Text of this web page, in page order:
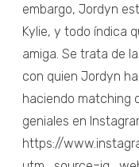
embargo, Jordyn
Kylie, y todo índica
amiga. Se trata de
con quien Jordyn
haciendo matching
geniales en
https://